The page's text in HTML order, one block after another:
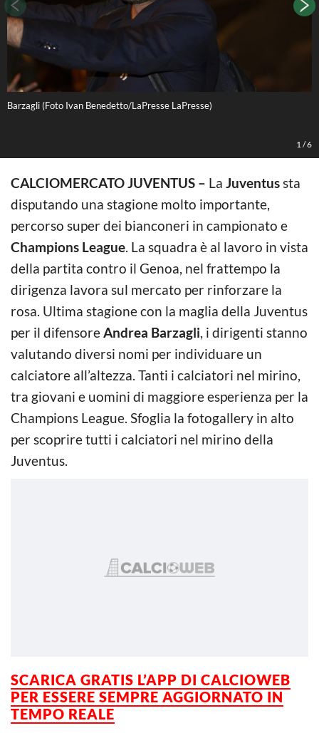
Barzagli (Foto Ivan Benedetto/LaPresse LaPresse)
1 /6
CALCIOMERCATO JUVENTUS – La Juventussta
disputando una stagione molto importante,
percorso super dei bianconeri in campionato e
Champions League. La squadra è al lavoro in vista
della partita contro il Genoa, nel frattempo la
dirigenza lavora sul mercato per rinforzare la
rosa. Ultima stagione con la maglia della Juventus
per il difensoreAndrea Barzagli, i dirigenti stanno
valutando diversi nomi per individuare un
calciatore all’altezza. Tanti i calciatori nel mirino,
tra giovani e uomini di maggiore esperienza per la
Champions League. Sfoglia la fotogallery in alto
per scoprire tutti i calciatori nel mirino della
Juventus.
SCARICA GRATIS L’APP DI CALCIOWEB
PER ESSERE SEMPRE AGGIORNATO IN
TEMPO REALE